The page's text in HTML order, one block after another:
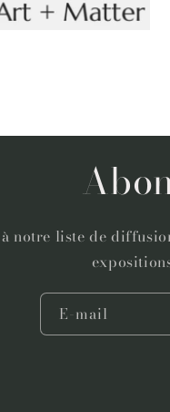
notre liste de
E-mail